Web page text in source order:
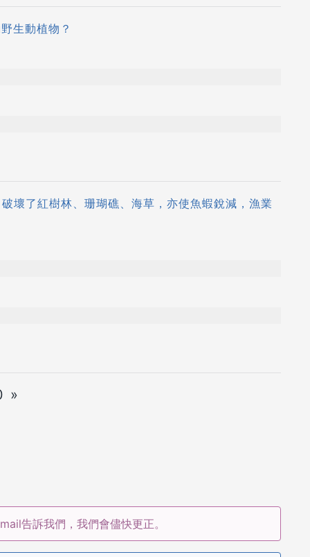
生動植物？
壞了紅樹林、珊瑚礁、海草，亦使魚蝦銳減，漁業
»
告訴我們，我們會儘快更正。